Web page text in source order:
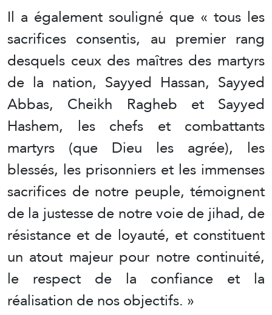
Il a également souligné que « tous les
sacrifices consentis, au premier rang
desquels ceux des maîtres des martyrs
de la nation, Sayyed Hassan, Sayyed
Abbas, Cheikh Ragheb et Sayyed
Hashem, les chefs et combattants
martyrs (que Dieu les agrée), les
blessés, les prisonniers et les immenses
sacrifices de notre peuple, témoignent
de la justesse de notre voie de jihad, de
résistance et de loyauté, et constituent
un atout majeur pour notre continuité,
le respect de la confiance et la
réalisation de nos objectifs. »